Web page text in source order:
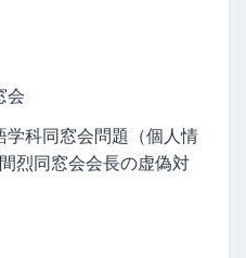
会
学科同窓会問題（個人情
烈同窓会会長の虚偽対